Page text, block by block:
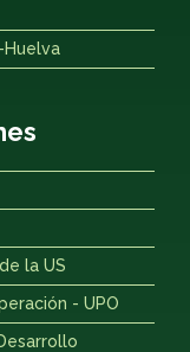
la US
- UPO